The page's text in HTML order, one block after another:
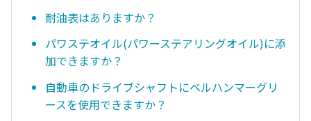
耐油表はありますか？
パワステオイル(パワーステアリングオイル)に添
加できますか？
自動車のドライブシャフトにベルハンマーグリ
ースを使用できますか？